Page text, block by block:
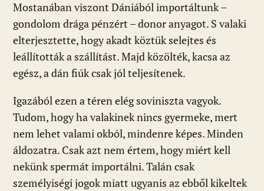
Mostanában viszont Dániából importáltunk –
gondolom drága pénzért – donor anyagot. S valaki
elterjesztette, hogy akadt köztük selejtes és
leállították a szállítást. Majd közölték, kacsa az
egész, a dán fiúk csak jól teljesítenek.
Igazából ezen a téren elég soviniszta vagyok.
Tudom, hogy ha valakinek nincs gyermeke, mert
nem lehet valami okból, mindenre képes. Minden
áldozatra. Csak azt nem értem, hogy miért kell
nekünk spermát importálni. Talán csak
személyiségi jogok miatt ugyanis az ebből kikeltek